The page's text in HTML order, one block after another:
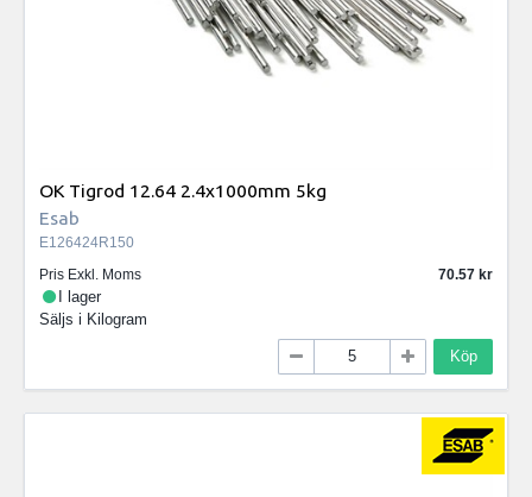
OK Tigrod 12.64 2.4x1000mm 5kg
Esab
E126424R150
Pris Exkl. Moms
70.57
I lager
Säljs i Kilogram
Köp